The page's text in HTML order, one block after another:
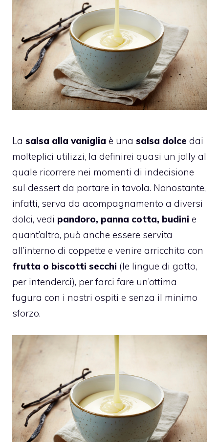
La salsa alla vaniglia è una salsa dolce dai
molteplici utilizzi, la definirei quasi un jolly al
quale ricorrere nei momenti di indecisione
sul dessert da portare in tavola. Nonostante,
infatti, serva da acompagnamento a diversi
dolci, vedi pandoro, panna cotta, budini e
quant’altro, può anche essere servita
all’interno di coppette e venire arricchita con
frutta o biscotti secchi (le lingue di gatto,
per intenderci), per farci fare un’ottima
fugura con i nostri ospiti e senza il minimo
sforzo.